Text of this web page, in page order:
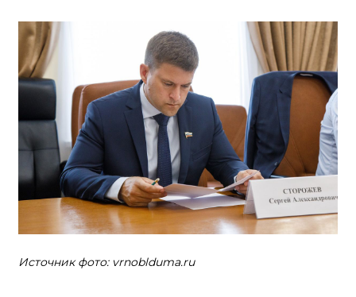
Источник фото: vrnoblduma.ru